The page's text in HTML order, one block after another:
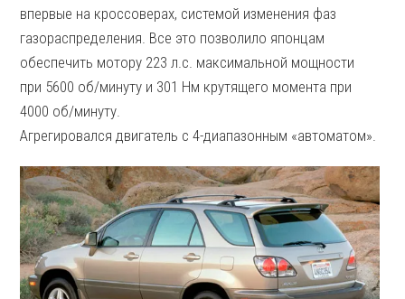
впервые на кроссоверах, системой изменения фаз
газораспределения. Все это позволило японцам
обеспечить мотору 223 л.с. максимальной мощности
при 5600 об/минуту и 301 Нм крутящего момента при
4000 об/минуту.
Агрегировался двигатель с 4-диапазонным «автоматом».